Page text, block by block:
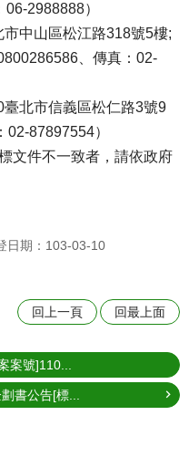
2988888）
中山區松江路318號5樓;
、傳真：02-
臺北市信義區松仁路3號9
87897554）
文件不一致者，請依政府
日期：103-03-10
回上一頁 回最上面
案號]110...
書公告[標...